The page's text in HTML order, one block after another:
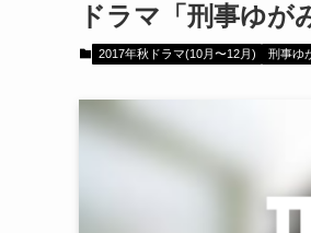
ドラマ「刑事ゆ
2017年秋ドラマ(10月〜12月) 刑事ゆ